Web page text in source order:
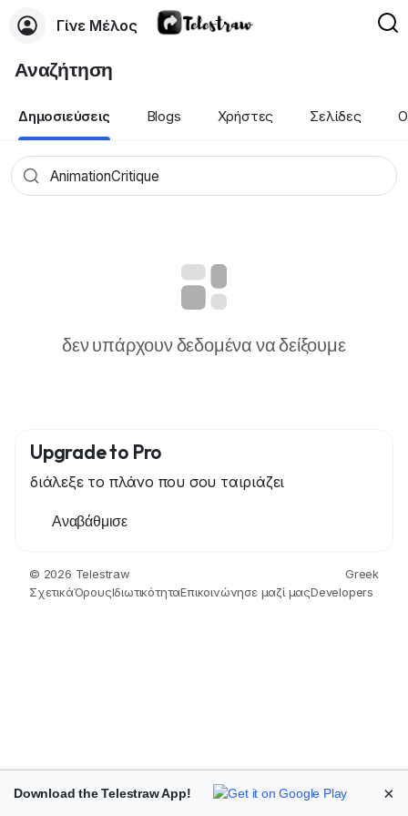
Γίνε Μέλος
Αναζήτηση
Δημοσιεύσεις Blogs Χρήστες Σελίδες
δεν υπάρχουν δεδομένα να δείξουμε
Upgrade to Pro
διάλεξε το πλάνο που σου ταιριάζει
Αναβάθμισε
© 2026 Telestraw
Greek
ΣχετικάΌρουςΙδιωτικότηταΕπικοινώνησε μαζί μαςDevelopers
Download the Telestraw App! ×